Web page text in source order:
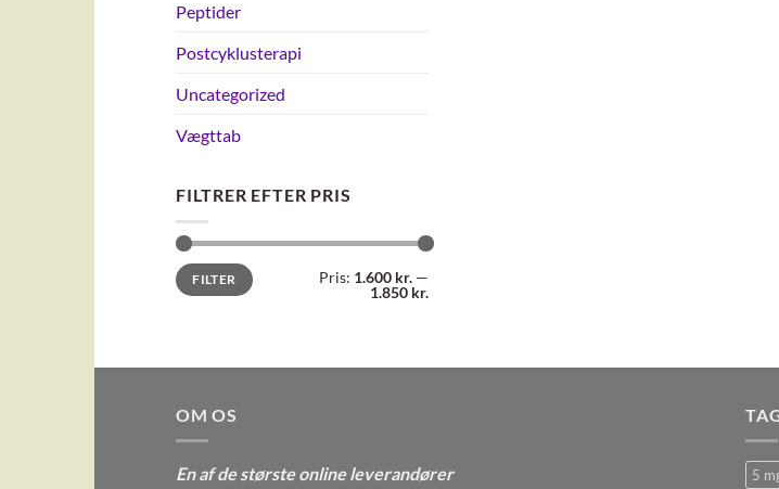
Peptider
Postcyklusterapi
Uncategorized
Vægttab
FILTRER EFTER PRIS
Mindste
pris
Højeste
prisFILTER Pris: 1.600 kr.—
1.850 kr.
OM OS
En af de største online leverandører
5